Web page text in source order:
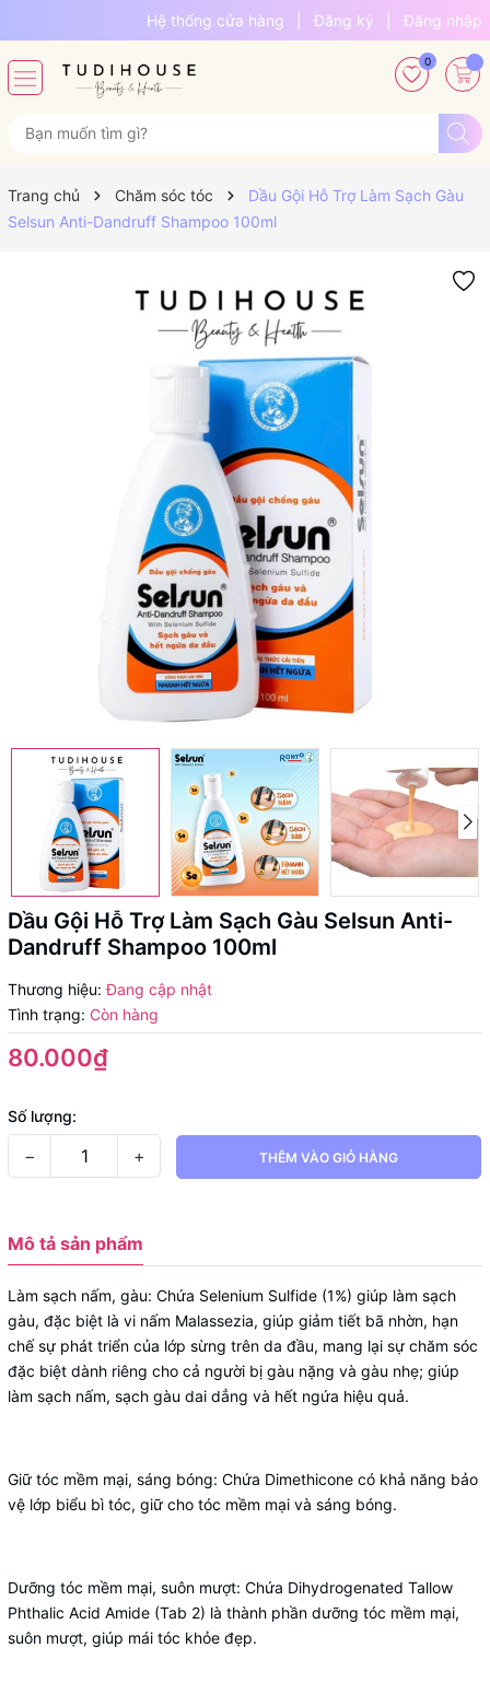
Hệ thống cửa hàng Đăng ký Đăng nhập
0
Trang chủ Chăm sóc tóc
Dầu Gội Hỗ Trợ Làm Sạch Gàu
Selsun Anti-Dandruff Shampoo 100ml
Dầu Gội Hỗ Trợ Làm Sạch Gàu Selsun Anti-
Dandruff Shampoo 100ml
Thương hiệu: Đang cập nhật
Tình trạng: Còn hàng
80.000₫
Số lượng:
− + THÊM VÀO GIỎ HÀNG
Mô tả sản phẩm
Làm sạch nấm, gàu: Chứa Selenium Sulfide (1%) giúp làm sạch
gàu, đặc biệt là vi nấm Malassezia, giúp giảm tiết bã nhờn, hạn
chế sự phát triển của lớp sừng trên da đầu, mang lại sự chăm sóc
đặc biệt dành riêng cho cả người bị gàu nặng và gàu nhẹ; giúp
làm sạch nấm, sạch gàu dai dẳng và hết ngứa hiệu quả.
Giữ tóc mềm mại, sáng bóng: Chứa Dimethicone có khả năng bảo
vệ lớp biểu bì tóc, giữ cho tóc mềm mại và sáng bóng.
Dưỡng tóc mềm mại, suôn mượt: Chứa Dihydrogenated Tallow
Phthalic Acid Amide (Tab 2) là thành phần dưỡng tóc mềm mại,
suôn mượt, giúp mái tóc khỏe đẹp.